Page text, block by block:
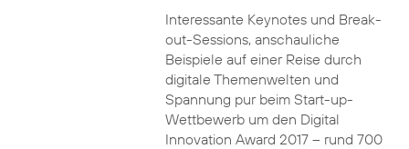
Interessante Keynotes und Break-
out-Sessions, anschauliche
Beispiele auf einer Reise durch
digitale Themenwelten und
Spannung pur beim Start-up-
Wettbewerb um den Digital
Innovation Award 2017 – rund 700